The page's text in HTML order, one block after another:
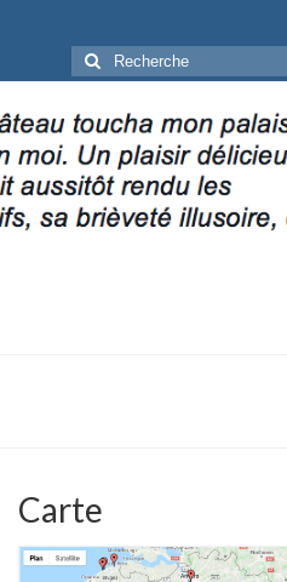
Rechercher
:
Carte